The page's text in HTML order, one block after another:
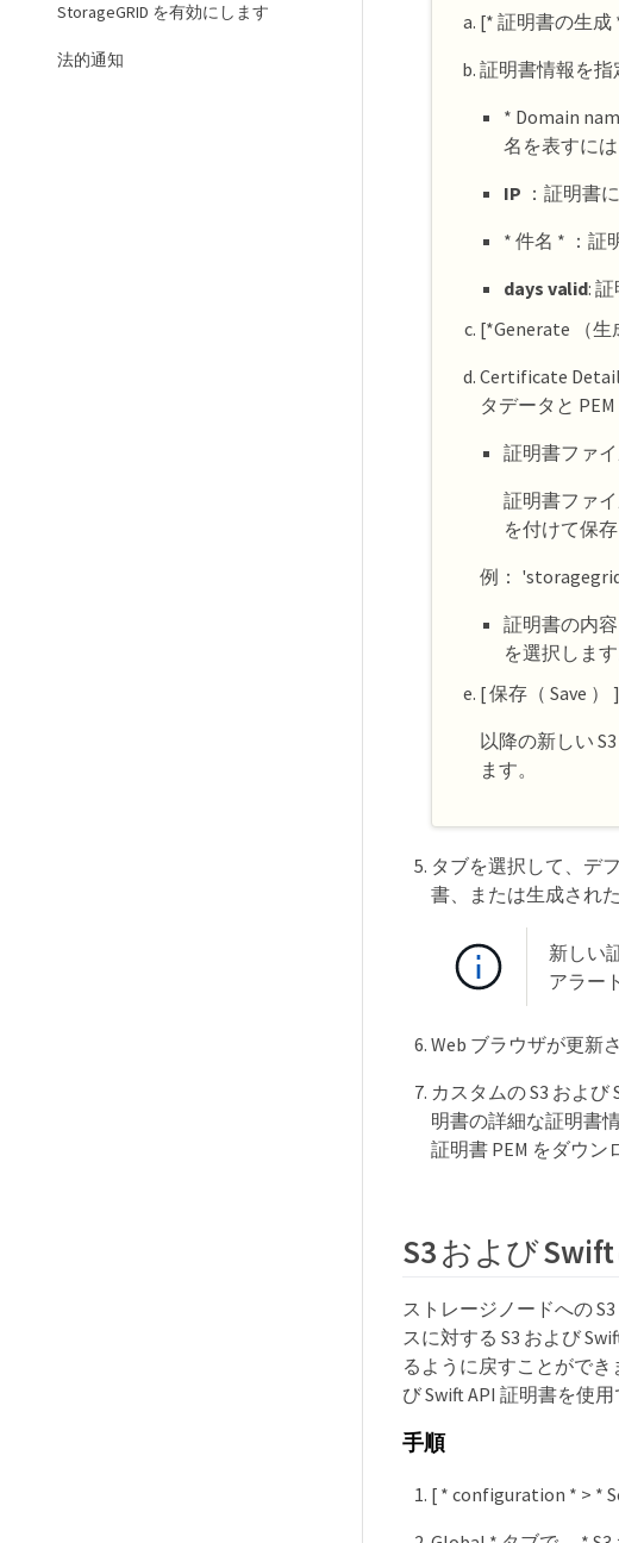
StorageGRID を有効にします
法的通知
[* 証明書の生成
証明書情報を指
* Domain
名を表すに
IP ：証明書
* 件名 * ：証
days valid:
[*Generate （
Certificate
タデータと
証明書ファ
証明書ファ
を付けて保存
例：
証明書の内
を選択します
[ 保存（ Save ）
以降の新しい
ます。
タブを選択して、デ
書、または生成され
新しい
アラー
Web ブラウザが更新
カスタムの S3 およ
明書の詳細な証明書
証明書 PEM をダウン
S3 および
ストレージノードへの
スに対する S3 および
るように戻すことがで
び Swift API 証明書を使用
手順
[ * configuration * > *